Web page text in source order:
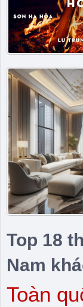
Top 18
Nam
Toàn